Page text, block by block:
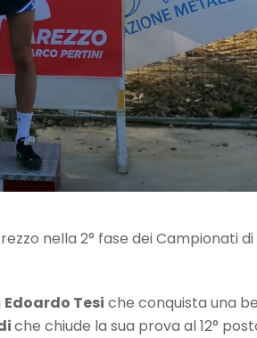
nella 2° fase dei Campionati
Edoardo Tesi che conquista una
che chiude la sua prova al 12°